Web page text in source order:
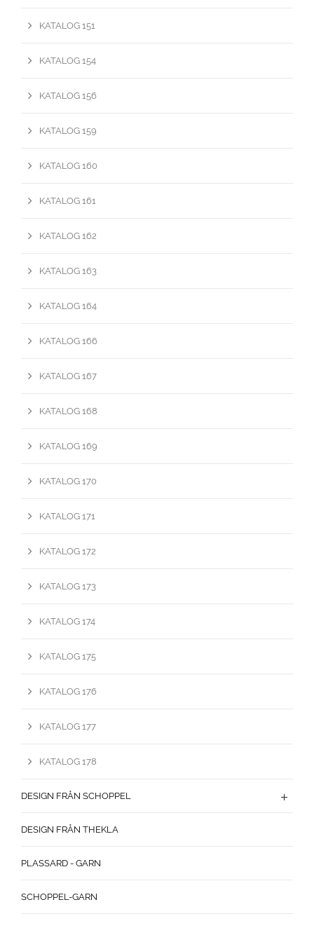
KATALOG 151
KATALOG 154
KATALOG 156
KATALOG 159
KATALOG 160
KATALOG 161
KATALOG 162
KATALOG 163
KATALOG 164
KATALOG 166
KATALOG 167
KATALOG 168
KATALOG 169
KATALOG 170
KATALOG 171
KATALOG 172
KATALOG 173
KATALOG 174
KATALOG 175
KATALOG 176
KATALOG 177
KATALOG 178
DESIGN FRÅN SCHOPPEL
DESIGN FRÅN THEKLA
PLASSARD - GARN
SCHOPPEL-GARN